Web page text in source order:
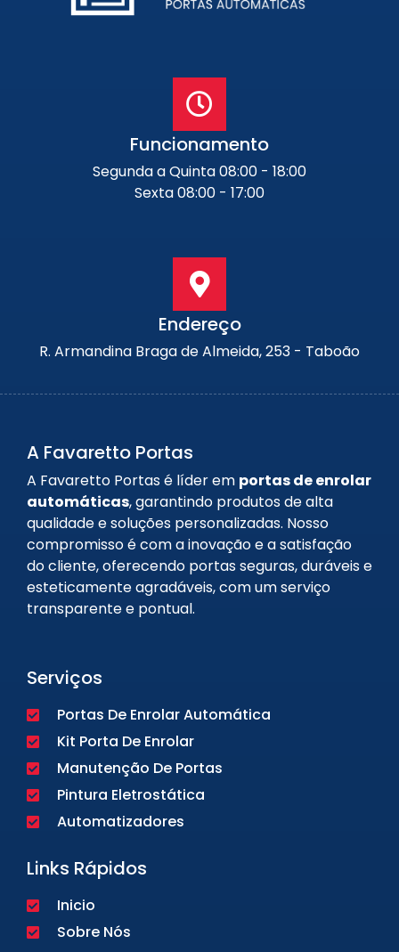
Funcionamento
Segunda a Quinta 08:00 - 18:00
Sexta 08:00 - 17:00
Endereço
R. Armandina Braga de Almeida, 253 - Taboão
A Favaretto Portas
A Favaretto Portas é líder em portas de enrolar
automáticas, garantindo produtos de alta
qualidade e soluções personalizadas. Nosso
compromisso é com a inovação e a satisfação
do cliente, oferecendo portas seguras, duráveis e
esteticamente agradáveis, com um serviço
transparente e pontual.
Serviços
Portas De Enrolar Automática
Kit Porta De Enrolar
Manutenção De Portas
Pintura Eletrostática
Automatizadores
Links Rápidos
Inicio
Sobre Nós